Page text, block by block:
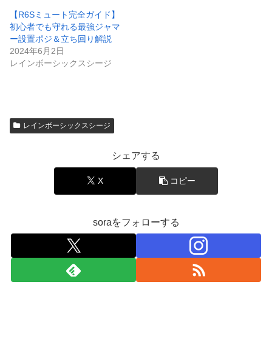
【R6Sミュート完全ガイド】
初心者でも守れる最強ジャマ
ー設置ポジ＆立ち回り解説
2024年6月2日
レインボーシックスシージ
レインボーシックスシージ
シェアする
X コピー
soraをフォローする